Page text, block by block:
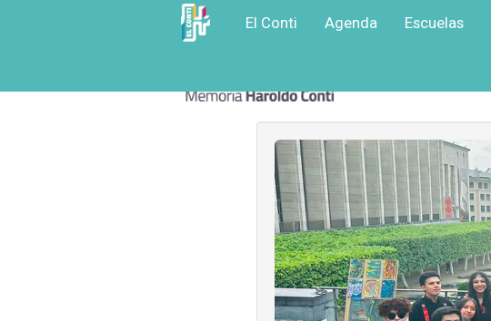
contenido
El Conti Agenda Escuelas